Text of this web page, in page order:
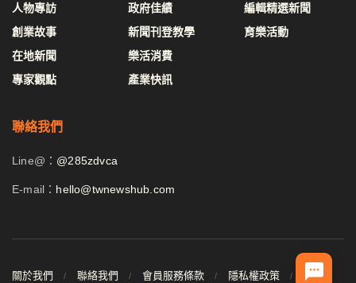
人物專訪
創業故事
在地新聞
專家觀點
政府佳績
新聞刊登教學
樂活消費
產業快訊
編輯精選新聞
育樂活動
聯絡我們
Line@： @285zdvca
E-mail： hello@twnewshub.com
關於我們 聯絡我們 會員服務條款 隱私權政策